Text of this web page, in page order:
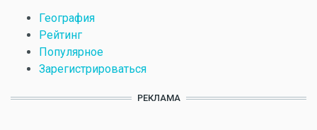
География
Рейтинг
Популярное
Зарегистрироваться
РЕКЛАМА